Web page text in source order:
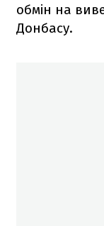
обмін на
Донбасу.